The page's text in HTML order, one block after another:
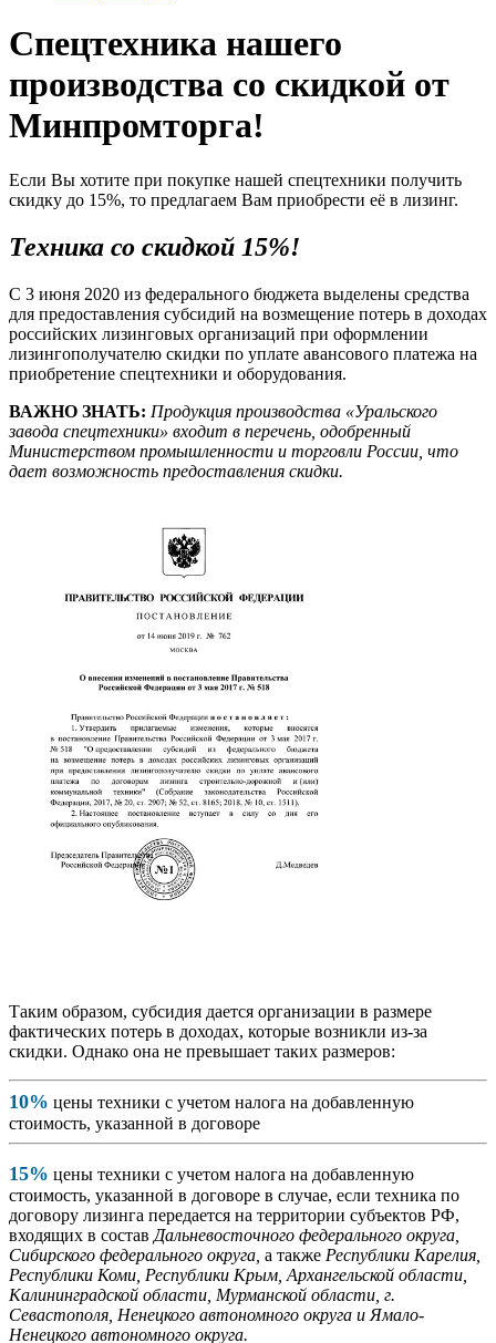
Спецтехника нашего
производства со скидкой от
Минпромторга!
Если Вы хотите при покупке нашей спецтехники получить
скидку до 15%, то предлагаем Вам приобрести её в лизинг.
Техника со скидкой 15%!
С 3 июня 2020 из федерального бюджета выделены средства
для предоставления субсидий на возмещение потерь в доходах
российских лизинговых организаций при оформлении
лизингополучателю скидки по уплате авансового платежа на
приобретение спецтехники и оборудования.
ВАЖНО ЗНАТЬ: Продукция производства «Уральского
завода спецтехники» входит в перечень, одобренный
Министерством промышленности и торговли России, что
дает возможность предоставления скидки.
Таким образом, субсидия дается организации в размере
фактических потерь в доходах, которые возникли из-за
скидки. Однако она не превышает таких размеров:
10% цены техники с учетом налога на добавленную
стоимость, указанной в договоре
15% цены техники с учетом налога на добавленную
стоимость, указанной в договоре в случае, если техника по
договору лизинга передается на территории субъектов РФ,
входящих в состав Дальневосточного федерального округа,
Сибирского федерального округа, а также Республики Карелия,
Республики Коми, Республики Крым, Архангельской области,
Калининградской области, Мурманской области, г.
Севастополя, Ненецкого автономного округа и Ямало-
Ненецкого автономного округа.